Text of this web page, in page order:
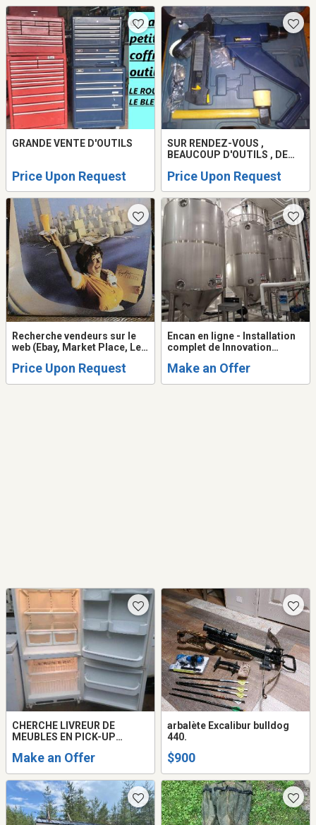
GRANDE VENTE D'OUTILS
Price Upon Request
SUR RENDEZ-VOUS ,
BEAUCOUP D'OUTILS , DE
Price Upon Request
Recherche vendeurs sur le
web (Ebay, Market Place, Les
Price Upon Request
Encan en ligne - Installation
complet de Innovation
Quebec. Termine le 16
Make an Offer
CHERCHE LIVREUR DE
MEUBLES EN PICK-UP
Make an Offer
arbalète Excalibur bulldog
440.
$900